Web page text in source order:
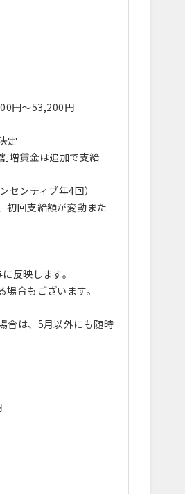
円～53,200円
定
増賃金は追加で支給
ンティブ年4回）
初回支給額が変動また
反映します。
場合もございます。
合は、5月以外にも随時